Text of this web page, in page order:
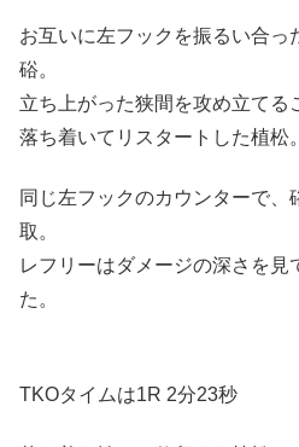
お互いに左フックを振るい合っ
硲。
立ち上がった狭間を攻め立てる
落ち着いてリスタートした植松。
同じ左フックのカウンターで、
取。
レフリーはダメージの深さを見
た。
TKOタイムは1R 2分23秒